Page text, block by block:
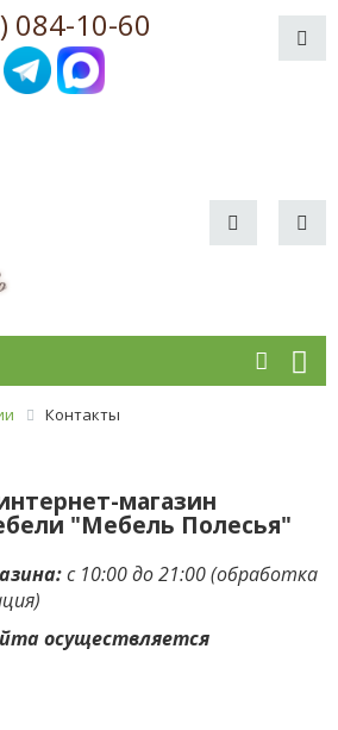
084-10-60
Контакты
магазин
"Мебель Полесья"
с 10:00 до 21:00 (обработка
осуществляется